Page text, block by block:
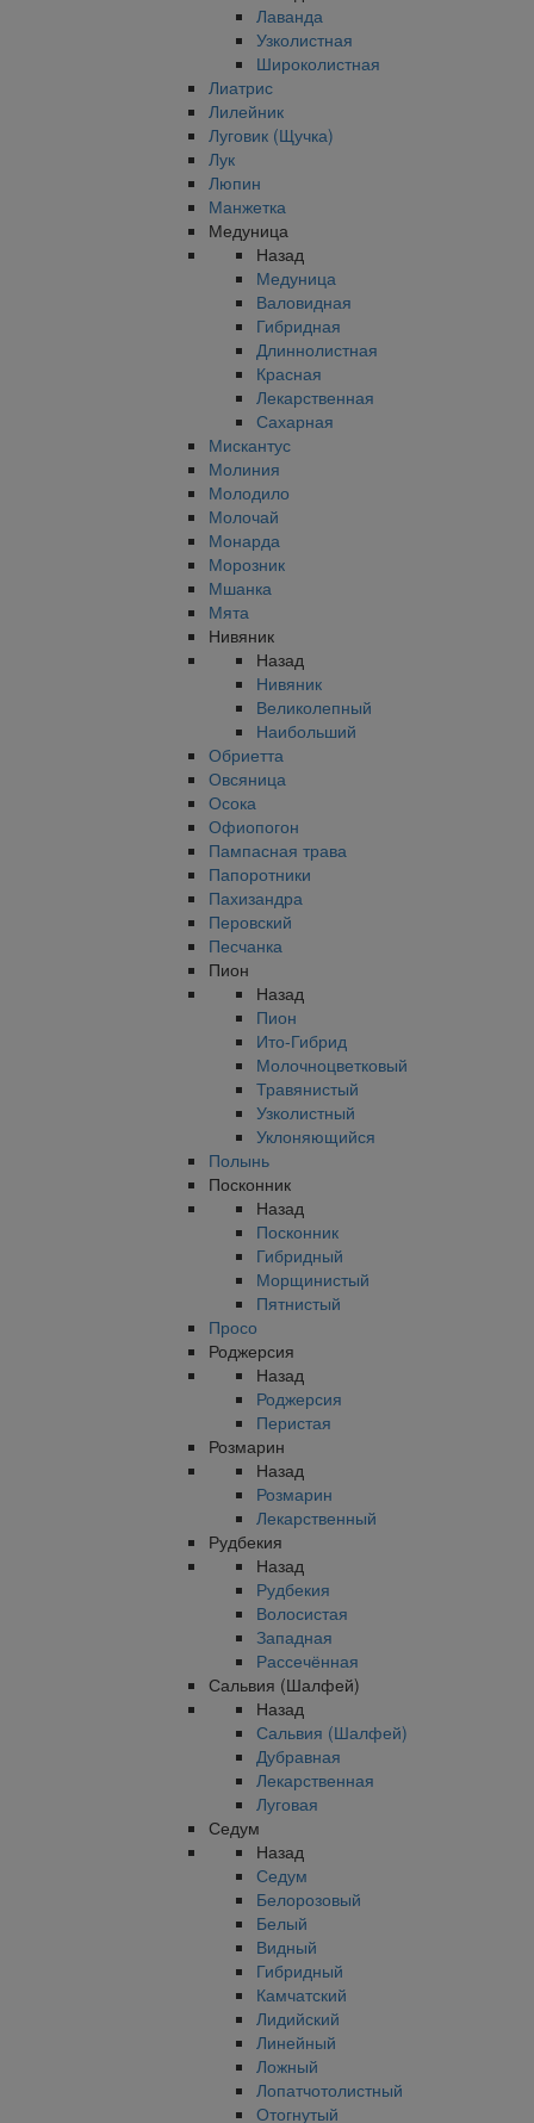
Лаванда
Узколистная
Широколистная
Лиатрис
Лилейник
Луговик (Щучка)
Лук
Люпин
Манжетка
Медуница
Назад
Медуница
Валовидная
Гибридная
Длиннолистная
Красная
Лекарственная
Сахарная
Мискантус
Молиния
Молодило
Молочай
Монарда
Морозник
Мшанка
Мята
Нивяник
Назад
Нивяник
Великолепный
Наибольший
Обриетта
Овсяница
Осока
Офиопогон
Пампасная трава
Папоротники
Пахизандра
Перовский
Песчанка
Пион
Назад
Пион
Ито-Гибрид
Молочноцветковый
Травянистый
Узколистный
Уклоняющийся
Полынь
Посконник
Назад
Посконник
Гибридный
Морщинистый
Пятнистый
Просо
Роджерсия
Назад
Роджерсия
Перистая
Розмарин
Назад
Розмарин
Лекарственный
Рудбекия
Назад
Рудбекия
Волосистая
Западная
Рассечённая
Сальвия (Шалфей)
Назад
Сальвия (Шалфей)
Дубравная
Лекарственная
Луговая
Седум
Назад
Седум
Белорозовый
Белый
Видный
Гибридный
Камчатский
Лидийский
Линейный
Ложный
Лопатчотолистный
Отогнутый